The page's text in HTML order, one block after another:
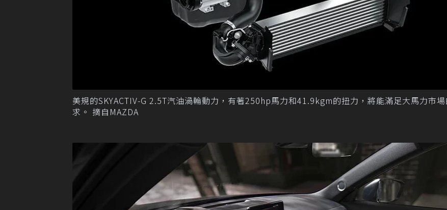
美規的SKYACTIV-G 2.5T汽油渦輪動力，有著250hp馬力和41.9kgm的扭力，將能滿足大馬力市
求。 摘自MAZDA